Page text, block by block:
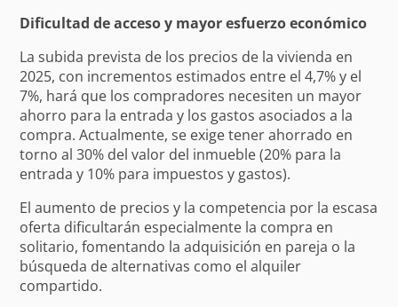
Dificultad de acceso y mayor esfuerzo económico
La subida prevista de los precios de la vivienda en
2025, con incrementos estimados entre el 4,7% y el
7%, hará que los compradores necesiten un mayor
ahorro para la entrada y los gastos asociados a la
compra. Actualmente, se exige tener ahorrado en
torno al 30% del valor del inmueble (20% para la
entrada y 10% para impuestos y gastos).
El aumento de precios y la competencia por la escasa
oferta dificultarán especialmente la compra en
solitario, fomentando la adquisición en pareja o la
búsqueda de alternativas como el alquiler
compartido.